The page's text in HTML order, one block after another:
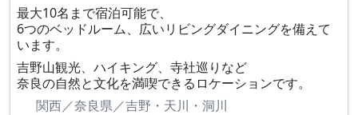
最大10名まで宿泊可能で、
6つのベッドルーム、広いリビングダイニングを備えて
います。
吉野山観光、ハイキング、寺社巡りなど
奈良の自然と文化を満喫できるロケーションです。
関西／奈良県／吉野・天川・洞川